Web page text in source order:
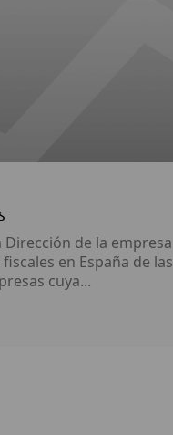
de la empresa
en España de las
cuya...